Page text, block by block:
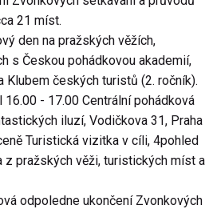
21 míst.
den na pražských věžích,
s Českou pohádkovou akademií,
Klubem českých turistů (2. ročník).
16.00 - 17.00 Centrální pohádková
iluzí, Vodičkova 31, Praha
Turistická vizitka v cíli, 4pohled
z pražských věži, turistických míst a
odpoledne ukončení Zvonkových